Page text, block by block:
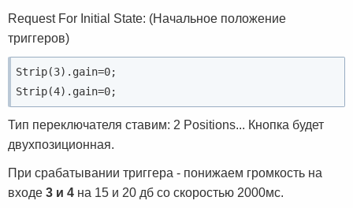
Request For Initial State: (Начальное положение
триггеров)
Strip(3).gain=0;
Strip(4).gain=0;
Тип переключателя ставим: 2 Positions... Кнопка будет
двухпозиционная.
При срабатывании триггера - понижаем громкость на
входе 3 и 4 на 15 и 20 дб со скоростью 2000мс.